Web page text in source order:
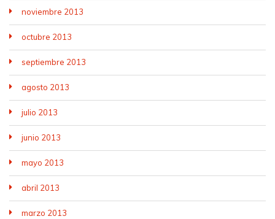
noviembre 2013
octubre 2013
septiembre 2013
agosto 2013
julio 2013
junio 2013
mayo 2013
abril 2013
marzo 2013